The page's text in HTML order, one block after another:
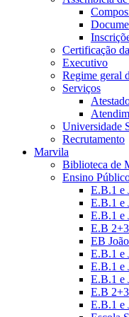
Certificação
Executivo
Regime geral
Serviços
Universidade
Recrutamento
Marvila
Biblioteca de
Ensino
E.B.1 e
E.B.1 e
E.B.1 e
E.B
EB
E.B.1 e
E.B.1 e
E.B.1 e
E.B
E.B.1 e